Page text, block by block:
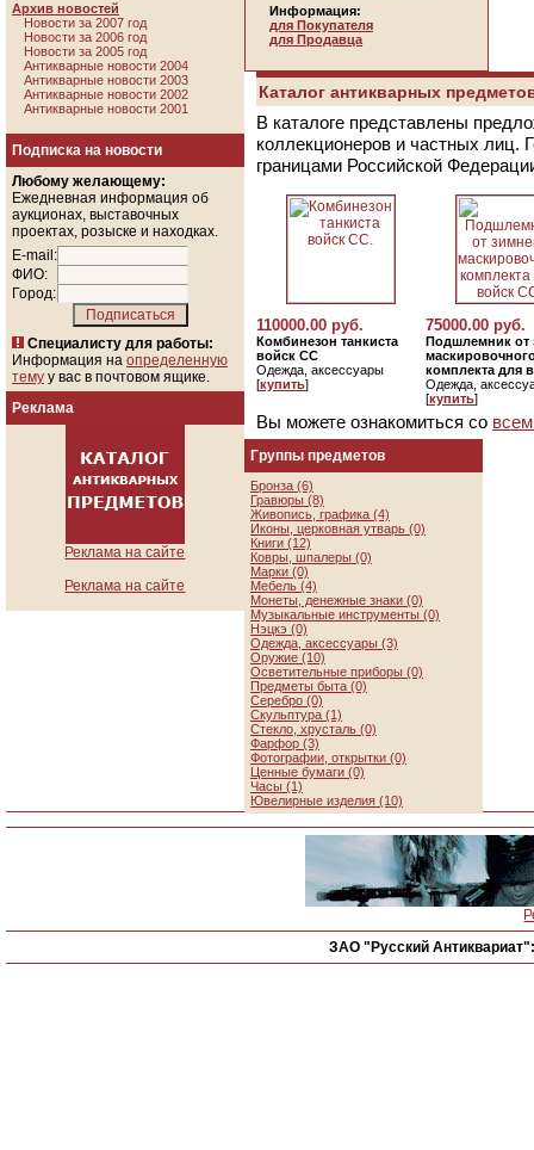
Архив новостей
Новости за 2007 год
Новости за 2006 год
Новости за 2005 год
Антикварные новости 2004
Антикварные новости 2003
Антикварные новости 2002
Антикварные новости 2001
Подписка на новости
Любому желающему:
Ежедневная информация об
аукционах, выставочных
проектах, розыске и находках.
E-mail:
ФИО:
Город:
Специалисту для работы:
Информация на определенную
тему у вас в почтовом ящике.
Реклама
Реклама на сайте
Реклама на сайте
Информация:
для Покупателя
для Продавца
Каталог антикварных
В каталоге представлены
коллекционеров и частных лиц.
границами Российской
110000.00 руб.
Комбинезон танкиста
войск СС
Одежда, аксессуары
[купить]
75000.00 руб.
Подшлемник от
комплекта для
Одежда,
[купить]
Вы можете ознакомиться со
Группы предметов
Бронза (6)
Гравюры (8)
Живопись, графика (4)
Иконы, церковная утварь (0)
Книги (12)
Ковры, шпалеры (0)
Марки (0)
Мебель (4)
Монеты, денежные знаки (0)
Музыкальные инструменты (0)
Нэцкэ (0)
Одежда, аксессуары (3)
Оружие (10)
Осветительные приборы (0)
Предметы быта (0)
Серебро (0)
Скульптура (1)
Стекло, хрусталь (0)
Фарфор (3)
Фотографии, открытки (0)
Ценные бумаги (0)
Часы (1)
Ювелирные изделия (10)
ЗАО "Русский Антиквариат":